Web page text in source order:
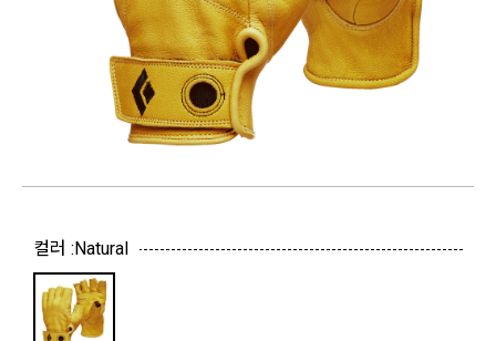
컬러 :Natural